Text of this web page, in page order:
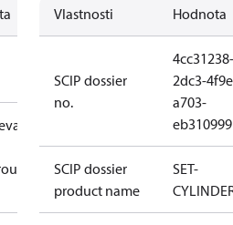
Vlastnosti Hodnota
SCIP dossier
no.
4cc31238-
2dc3-
a703-
SCIP dossier
product name
SET-